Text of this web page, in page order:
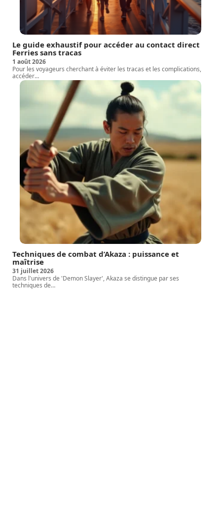
Le guide exhaustif pour accéder au contact direct
Ferries sans tracas
1 août 2026
Pour les voyageurs cherchant à éviter les tracas et les complications,
accéder…
Techniques de combat d’Akaza : puissance et
maîtrise
31 juillet 2026
Dans l'univers de 'Demon Slayer', Akaza se distingue par ses
techniques de…